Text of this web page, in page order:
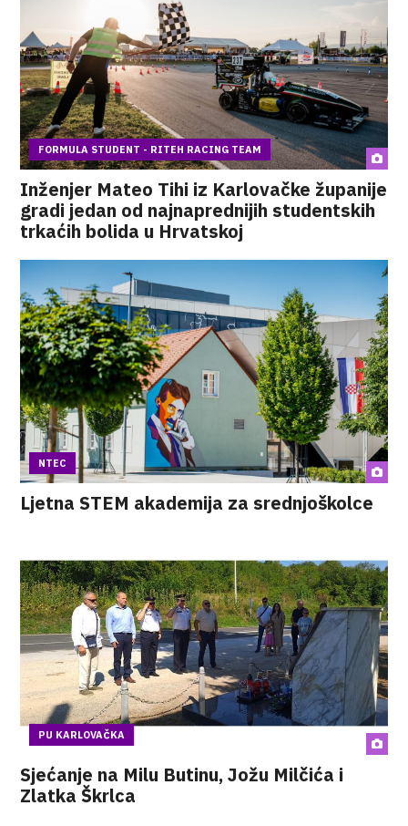
FORMULA STUDENT - RITEH RACING TEAM
Inženjer Mateo Tihi iz Karlovačke županije
gradi jedan od najnaprednijih studentskih
trkaćih bolida u Hrvatskoj
NTEC
Ljetna STEM akademija za srednjoškolce
PU KARLOVAČKA
Sjećanje na Milu Butinu, Jožu Milčića i
Zlatka Škrlca